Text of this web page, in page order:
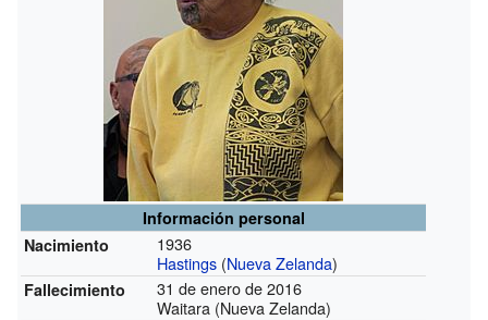
Información personal
Nacimiento
1936
Hastings (Nueva Zelanda)
Fallecimiento
31 de enero de 2016
Waitara (Nueva Zelanda)